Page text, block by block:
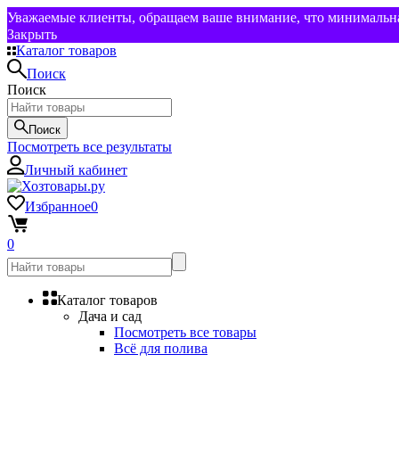
Уважаемые клиенты, обращаем ваше внимание, что
Закрыть
Каталог товаров
Поиск
Поиск
Поиск
Посмотреть все результаты
Личный кабинет
Избранное0
0
Каталог товаров
Дача и сад
Посмотреть все товары
Всё для полива